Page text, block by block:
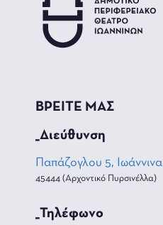
ΒΡΕΙΤΕ ΜΑΣ
_Διεύθυνση
Παπάζογλου 5, Ιωάννινα
45444 (Αρχοντικό Πυρσινέλλα)
_Τηλέφωνο